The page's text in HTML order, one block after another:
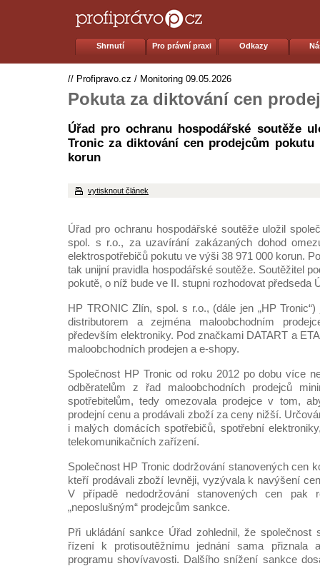
Shrnutí Pro právní praxi Odkazy
// Profipravo.cz / Monitoring 09.05.2026
Pokuta za diktování cen
Úřad pro ochranu hospodářské soutěže
Tronic za diktování cen prodejcům pokutu
korun
vytisknout článek
Úřad pro ochranu hospodářské soutěže uložil
spol. s r.o., za uzavírání zakázaných dohod
elektrospotřebičů pokutu ve výši 38 971 000 korun.
tak unijní pravidla hospodářské soutěže. Soutěžitel
pokutě, o níž bude ve II. stupni rozhodovat předseda
HP TRONIC Zlín, spol. s r.o., (dále jen „HP
distributorem a zejména maloobchodním
především elektroniky. Pod značkami DATART a
maloobchodních prodejen a e-shopy.
Společnost HP Tronic od roku 2012 po dobu více
odběratelům z řad maloobchodních prodejců
spotřebitelům, tedy omezovala prodejce v tom,
prodejní cenu a prodávali zboží za ceny nižší.
i malých domácích spotřebičů, spotřební
telekomunikačních zařízení.
Společnost HP Tronic dodržování stanovených cen
kteří prodávali zboží levněji, vyzývala k navýšení
V případě nedodržování stanovených cen pak
„neposlušným“ prodejcům sankce.
Při ukládání sankce Úřad zohlednil, že společnost
řízení k protisoutěžnímu jednání sama přiznala
programu shovívavosti. Dalšího snížení sankce